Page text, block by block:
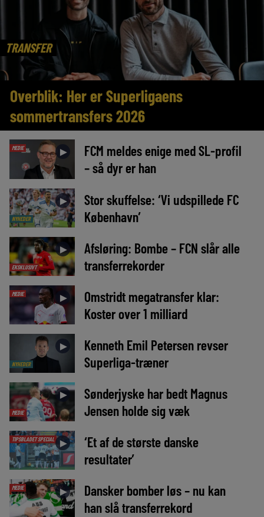
TRANSFER
Overblik: Her er Superligaens
sommertransfers 2026
MEDIE ►
FCM meldes enige med SL-profil
– så dyr er han
NYHEDER
►
Stor skuffelse: ‘Vi udspillede FC
København’
EKSKLUSIVT
►
Afsløring: Bombe – FCN slår alle
transferrekorder
MEDIE ►
Omstridt megatransfer klar:
Koster over 1 milliard
NYHEDER
►
Kenneth Emil Petersen revser
Superliga-træner
MEDIE
►
Sønderjyske har bedt Magnus
Jensen holde sig væk
TIPSBLADET SPECIAL ►
‘Et af de største danske
resultater’
MEDIE ►
Dansker bomber løs – nu kan
han slå transferrekord